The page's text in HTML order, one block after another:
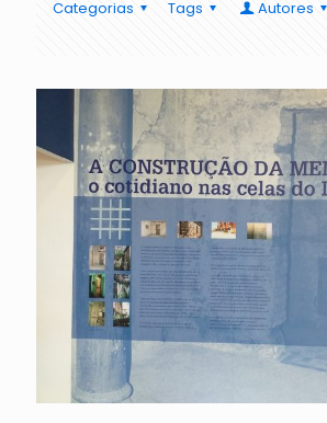
Categorias Tags
Autores